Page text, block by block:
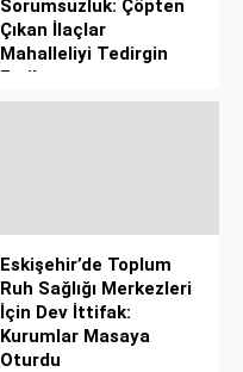
Sorumsuzluk: Çöpten
Çıkan İlaçlar
Mahalleliyi Tedirgin
Etti!
Eskişehir’de Toplum
Ruh Sağlığı Merkezleri
İçin Dev İttifak:
Kurumlar Masaya
Oturdu